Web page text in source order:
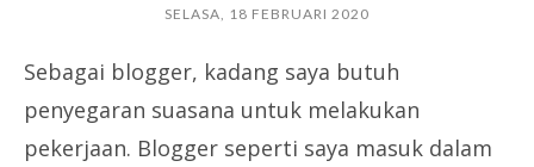
SELASA, 18 FEBRUARI 2020
Sebagai blogger, kadang saya butuh
penyegaran suasana untuk melakukan
pekerjaan. Blogger seperti saya masuk dalam